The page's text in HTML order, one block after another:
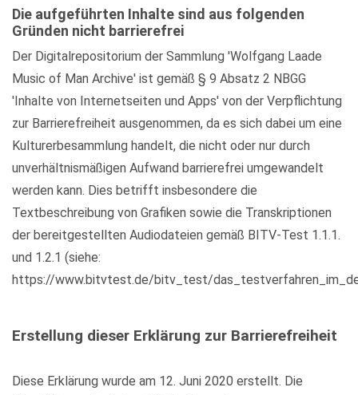
Die aufgeführten Inhalte sind aus folgenden
Gründen nicht barrierefrei
Der Digitalrepositorium der Sammlung 'Wolfgang Laade
Music of Man Archive' ist gemäß § 9 Absatz 2 NBGG
'Inhalte von Internetseiten und Apps' von der Verpflichtung
zur Barrierefreiheit ausgenommen, da es sich dabei um eine
Kulturerbesammlung handelt, die nicht oder nur durch
unverhältnismäßigen Aufwand barrierefrei umgewandelt
werden kann. Dies betrifft insbesondere die
Textbeschreibung von Grafiken sowie die Transkriptionen
der bereitgestellten Audiodateien gemäß BITV-Test 1.1.1.
und 1.2.1 (siehe:
https://www.bitvtest.de/bitv_test/
Erstellung dieser Erklärung zur Barrierefreiheit
Diese Erklärung wurde am 12. Juni 2020 erstellt. Die